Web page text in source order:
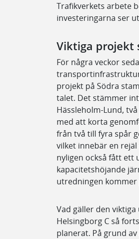
Trafikverkets arbete
investeringarna ser
Viktiga projekt
För några veckor
projekt på Södra
talet. Det stämmer
Hässleholm-Lund,
med att korta
från två till fyra spår
vilket innebär en
nyligen också fått ett
kapacitetshöjande
utredningen kommer
Vad gäller den
Helsingborg C så
planerat. På grund